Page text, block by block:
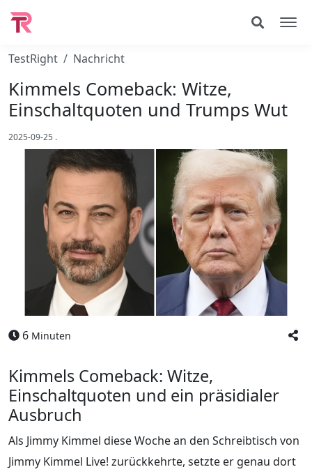
TestRight Nachricht
Kimmels Comeback: Witze,
Einschaltquoten und Trumps Wut
2025-09-25 .
6 Minuten
Kimmels Comeback: Witze,
Einschaltquoten und ein präsidialer
Ausbruch
Als Jimmy Kimmel diese Woche an den Schreibtisch von
Jimmy Kimmel Live! zurückkehrte, setzte er genau dort